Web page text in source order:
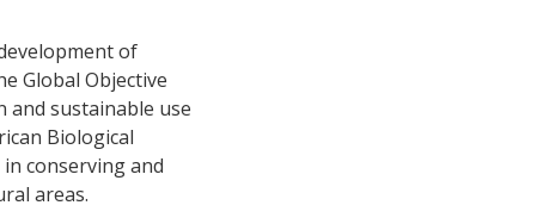
of
Global Objective
and sustainable use
Biological
conserving and
areas.